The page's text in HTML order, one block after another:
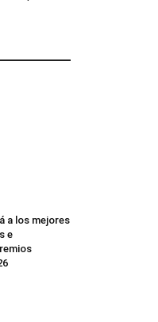
a los mejores
e